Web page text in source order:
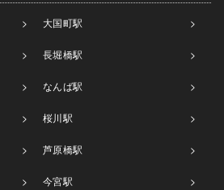
大国町駅
長堀橋駅
なんば駅
桜川駅
芦原橋駅
今宮駅